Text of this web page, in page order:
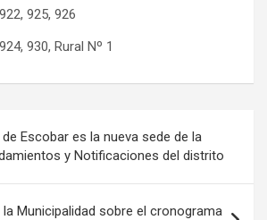
925, 926
930, Rural Nº 1
Escobar es la nueva sede de la
y Notificaciones del distrito
Municipalidad sobre el cronograma